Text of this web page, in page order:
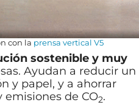
con la prensa vertical V5
sostenible y muy
Ayudan a reducir un
y papel, y a ahorrar
emisiones de CO2.